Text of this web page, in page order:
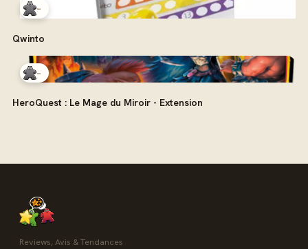
-
Qwinto
-
HeroQuest : Le Mage du Miroir - Extension
Reviews, Avis & Tendances